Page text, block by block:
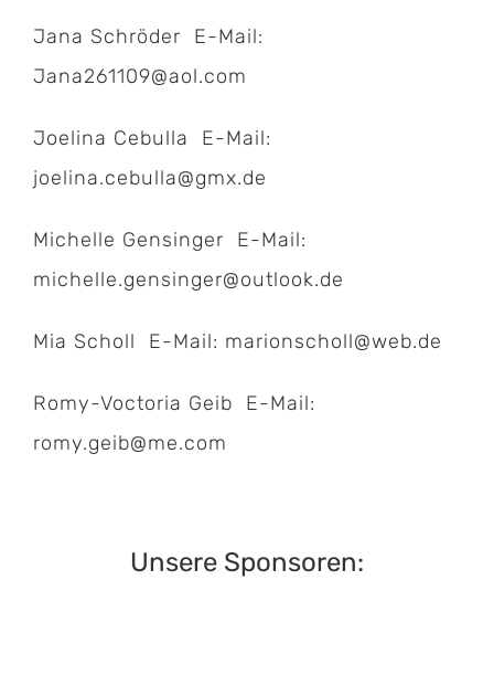
Jana Schröder E-Mail:
Jana261109@aol.com
Joelina Cebulla E-Mail:
joelina.cebulla@gmx.de
Michelle Gensinger E-Mail:
michelle.gensinger@outlook.de
Mia Scholl E-Mail: marionscholl@web.de
Romy-Voctoria Geib E-Mail:
romy.geib@me.com
Unsere Sponsoren: